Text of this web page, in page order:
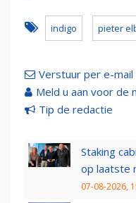
indigo pieter
Verstuur per e-mail
Meld u aan voor de
Tip de redactie
Staking
op laatste
07-08-2026,